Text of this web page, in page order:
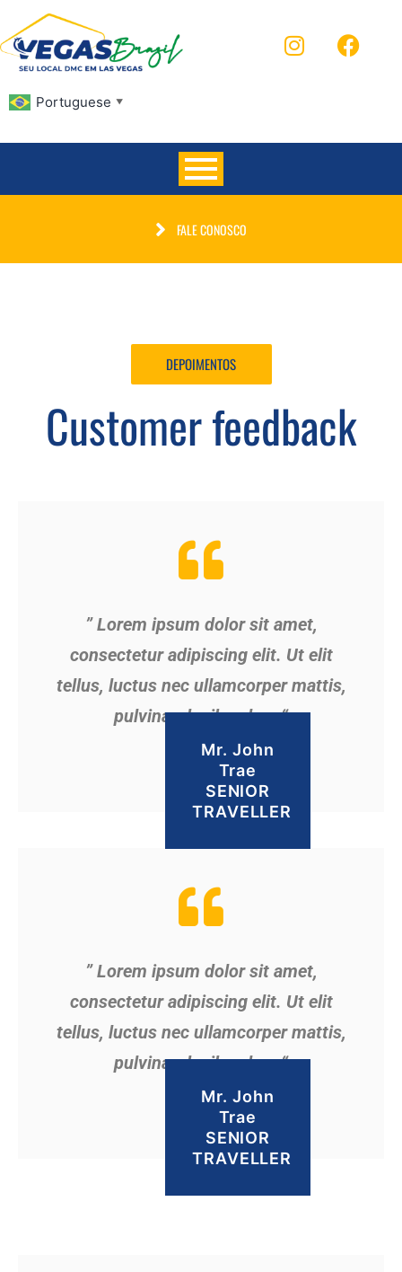
Portuguese ▼
FALE CONOSCO
DEPOIMENTOS
Customer feedback
” Lorem ipsum dolor sit amet,
consectetur adipiscing elit. Ut elit
tellus, luctus nec ullamcorper mattis,
pulvinar dapibus leo. “
Mr. John
Trae
SENIOR
TRAVELLER
” Lorem ipsum dolor sit amet,
consectetur adipiscing elit. Ut elit
tellus, luctus nec ullamcorper mattis,
pulvinar dapibus leo. “
Mr. John
Trae
SENIOR
TRAVELLER